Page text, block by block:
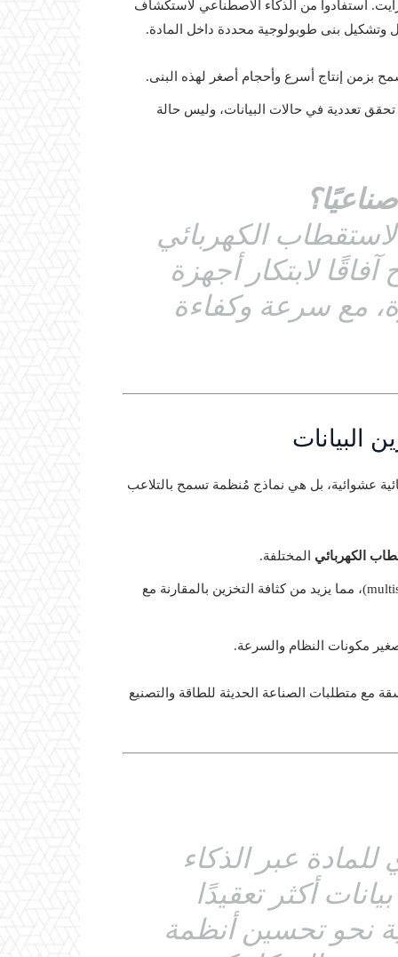
استفادوا من الذكاء الاصطناعي لاستكشاف
وتشكيل بنى طوبولوجية محددة داخل المادة.
بزمن إنتاج أسرع وأحجام أصغر لهذه البنى.
تحقق تعددية في حالات البيانات، وليس حالة
الكهربائي
لابتكار أجهزة
مع سرعة وكفاءة
البيانات
عشوائية، بل هي نماذج مُنظمة تسمح بالتلاعب
الكهربائي المختلفة.
تعزز من إمكانية تخزين بيانات متعددة الحالات (multistate information)، مما يزيد من كثافة التخزين بالمقارنة مع
مكونات النظام والسرعة.
مع متطلبات الصناعة الحديثة للطاقة والتصنيع
للمادة عبر الذكاء
أكثر تعقيدًا
نحو تحسين أنظمة